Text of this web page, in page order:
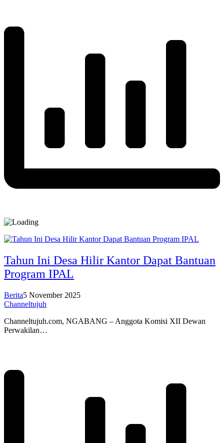
Tahun Ini Desa Hilir Kantor Dapat Bantuan
Program IPAL
Berita5 November 2025
Channeltujuh
Channeltujuh.com, NGABANG – Anggota Komisi XII Dewan
Perwakilan…